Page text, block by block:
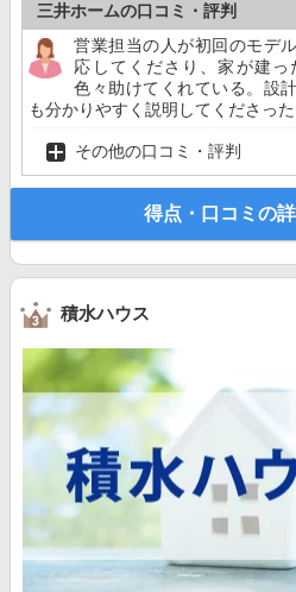
三井ホームの口コミ・評判
営業担当の人が初回のモデ
応してくださり、家が建っ
色々助けてくれている。設
も分かりやすく説明してくださった
その他の口コミ・評判
得点・口コミの
積水ハウス